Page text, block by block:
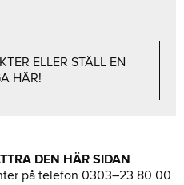
ELLER STÄLL EN
HÄR!
DEN HÄR SIDAN
på telefon 0303–23 80 00